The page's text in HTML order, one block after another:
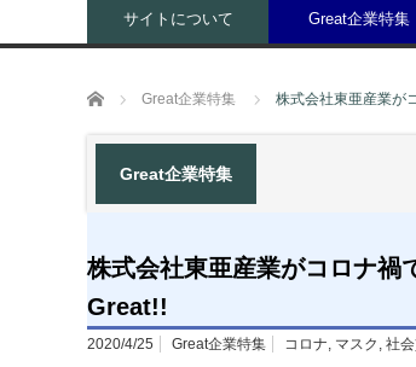
サイトについて Great企業特集
ホーム Great企業特集 株式会社東亜産業が
Great企業特集
株式会社東亜産業がコロナ禍
Great!!
2020/4/25 Great企業特集 コロナ, マスク , 社